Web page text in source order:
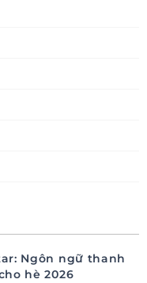
Ngôn ngữ thanh
hè 2026